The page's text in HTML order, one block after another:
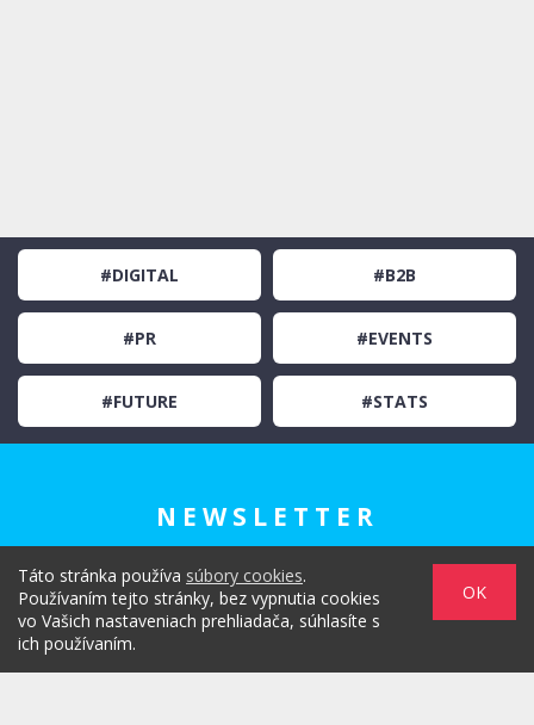
Táto stránka používa súbory cookies.
Používaním tejto stránky, bez vypnutia cookies
vo Vašich nastaveniach prehliadača, súhlasíte s
ich používaním.
OK
#DIGITAL #B2B
#PR #EVENTS
#FUTURE #STATS
NEWSLETTER